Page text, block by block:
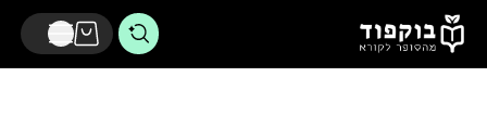
דלג לתוכן הראשי